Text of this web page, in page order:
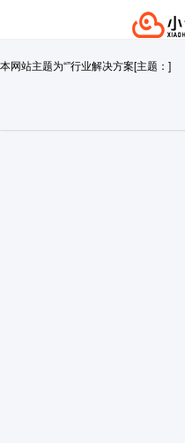
本网站主题为“”行业解决方案[主题：]